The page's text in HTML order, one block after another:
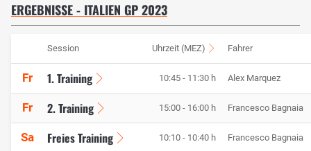
ERGEBNISSE - ITALIEN GP 2023
Session Uhrzeit (MEZ) Fahrer
Fr 1. Training 10:45 - 11:30 h Alex Marquez
Fr 2. Training 15:00 - 16:00 h Francesco Bagnaia
Sa Freies Training 10:10 - 10:40 h Francesco Bagnaia